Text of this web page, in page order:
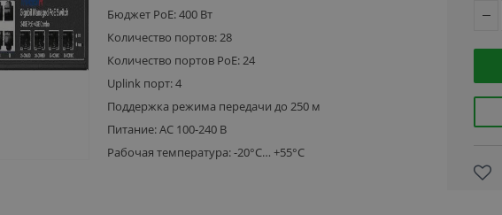
Бюджет PoE: 400 Вт
Количество портов: 28
Количество портов PoE: 24
Uplink порт: 4
Поддержка режима передачи до 250 м
Питание: AC 100-240 В
Рабочая температура: -20°C… +55°C